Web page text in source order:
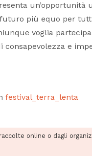
più equo per
voglia
consapevolezza e
festival_terra_lenta
online o dagli